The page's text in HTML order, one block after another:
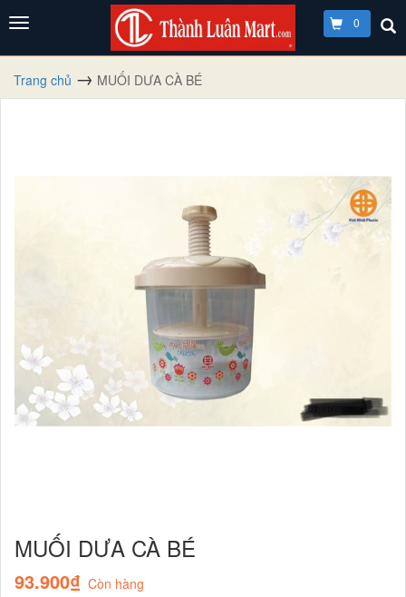
0
Trang chủ MUỐI DƯA CÀ BÉ
MUỐI DƯA CÀ BÉ
93.900₫ Còn hàng